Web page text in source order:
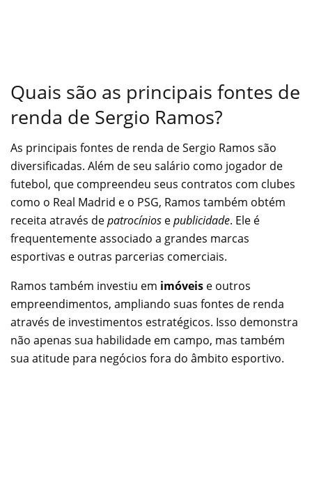
Quais são as principais fontes de
renda de Sergio Ramos?
As principais fontes de renda de Sergio Ramos são
diversificadas. Além de seu salário como jogador de
futebol, que compreendeu seus contratos com clubes
como o Real Madrid e o PSG, Ramos também obtém
receita através depatrocínios epublicidade. Ele é
frequentemente associado a grandes marcas
esportivas e outras parcerias comerciais.
Ramos também investiu em imóveis e outros
empreendimentos, ampliando suas fontes de renda
através de investimentos estratégicos. Isso demonstra
não apenas sua habilidade em campo, mas também
sua atitude para negócios fora do âmbito esportivo.